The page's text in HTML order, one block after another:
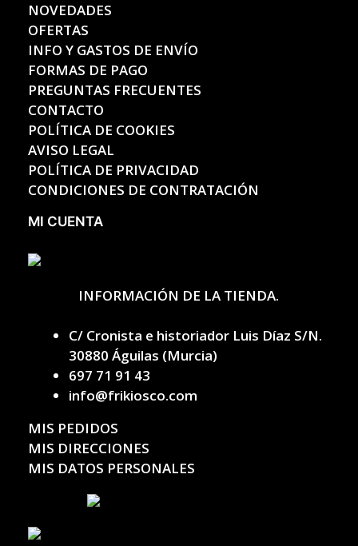
NOVEDADES
OFERTAS
INFO Y GASTOS DE ENVÍO
FORMAS DE PAGO
PREGUNTAS FRECUENTES
CONTACTO
POLÍTICA DE COOKIES
AVISO LEGAL
POLÍTICA DE PRIVACIDAD
CONDICIONES DE CONTRATACIÓN
MI CUENTA
INFORMACIÓN DE LA TIENDA.
C/ Cronista e historiador Luis Díaz S/N.
30880 Águilas (Murcia)
697 71 91 43
info@frikiosco.com
MIS PEDIDOS
MIS DIRECCIONES
MIS DATOS PERSONALES